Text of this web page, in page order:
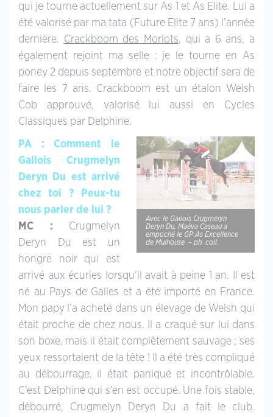
qui je tourne actuellement sur As 1 et As Elite. Lui a
été valorisé par ma tata (Future Elite 7 ans) l’année
dernière. Crackboom des Morlots, qui a 6 ans, a
également rejoint ma selle : je le tourne en As
poney 2 depuis septembre et notre objectif sera de
faire les 7 ans. Crackboom est un étalon Welsh
Cob approuvé, valorisé lui aussi en Cycles
Classiques par Delphine.
Avec le Gallois Crugmelyn
Deryn Du, Maéva Caseau a
empoché le GP As Excellence
de Mulhouse – ph. coll.
PA : Comment le
Gallois Crugmelyn
Deryn Du est arrivé
chez toi ? Peux-tu
nous parler de lui ?
MC : Crugmelyn
Deryn Du est un
hongre noir qui est
arrivé aux écuries lorsqu’il avait à peine 1 an. Il est
né au Pays de Galles et a été importé en France.
Mon papy l’a acheté dans un élevage de Welsh qui
était proche de chez nous. Il a craqué sur lui dans
son boxe, mais il était complètement sauvage ; ses
yeux ressortaient de la tête ! Il a été très compliqué
au débourrage, il était paniqué et incontrôlable.
C’est Delphine qui s’en est occupé. Une fois stable,
débourré, Crugmelyn Deryn Du a fait le club.